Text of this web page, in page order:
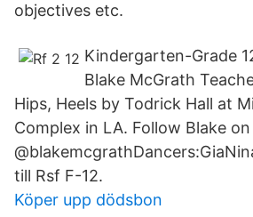
objectives etc.
Kindergarten-Grade
Blake McGrath
Hips, Heels by Todrick Hall at
Complex in LA. Follow Blake
till Rsf F-12.
Köper upp dödsbon